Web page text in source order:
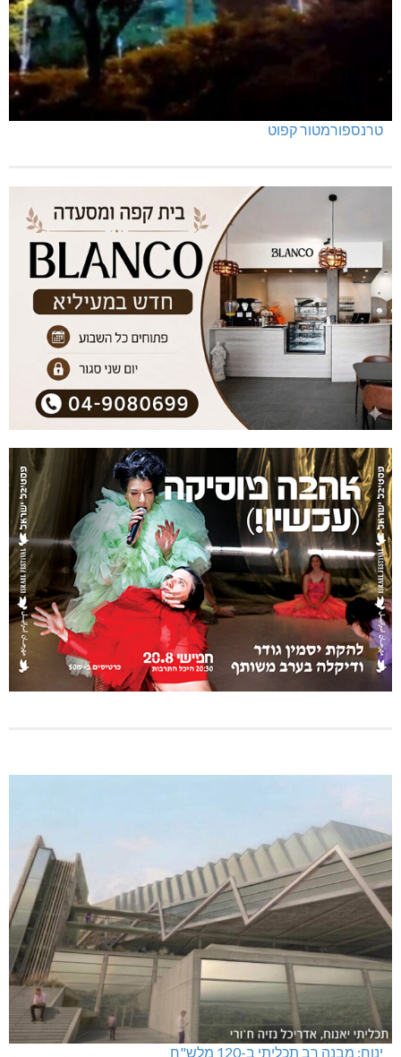
טרנספורמטור קפוט
ינוח: מבנה רב תכליתי ב-120 מלש"ח